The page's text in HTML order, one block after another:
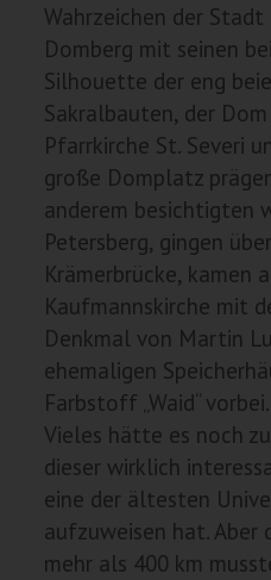
Wahrzeichen der
Domberg mit seinen
Silhouette der eng
Sakralbauten, der
Pfarrkirche St. Severi
große Domplatz
anderem besichtigten
Petersberg, gingen
Krämerbrücke, kamen
Kaufmannskirche mit
Denkmal von Martin
ehemaligen
Farbstoff „Waid“ vorbei.
Vieles hätte es noch
dieser wirklich
eine der ältesten
aufzuweisen hat. Aber
mehr als 400 km